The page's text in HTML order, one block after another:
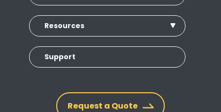
Resources
Support
Request a Quote